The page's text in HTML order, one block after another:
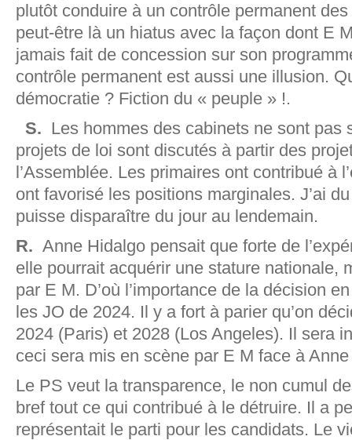
plutôt conduire à un contrôle permanent
peut-être là un hiatus avec la façon dont E
jamais fait de concession sur son
contrôle permanent est aussi une illusion.
démocratie ? Fiction du « peuple » !.
S. Les hommes des cabinets ne sont pas
projets de loi sont discutés à partir des
l’Assemblée. Les primaires ont contribué à
ont favorisé les positions marginales. J’ai
puisse disparaître du jour au lendemain.
R. Anne Hidalgo pensait que forte de
elle pourrait acquérir une stature nationale,
par E M. D’où l’importance de la décision
les JO de 2024. Il y a fort à parier qu’on
2024 (Paris) et 2028 (Los Angeles). Il sera
ceci sera mis en scène par E M face à
Le PS veut la transparence, le non cumul
bref tout ce qui contribué à le détruire. Il a
représentait le parti pour les candidats. Le